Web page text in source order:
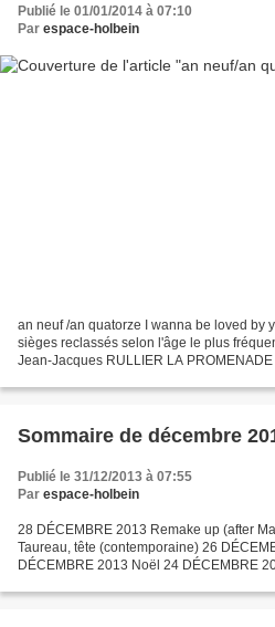
Publié le 01/01/2014 à 07:10
Par espace-holbein
an neuf /an quatorze I wanna be loved by
sièges reclassés selon l'âge le plus
Jean-Jacques RULLIER LA
Sommaire de décembre
Publié le 31/12/2013 à 07:55
Par espace-holbein
28 DÉCEMBRE 2013 Remake up (after
Taureau, tête (contemporaine) 26
DÉCEMBRE 2013 Noël 24 DÉCEMBRE
Waves...